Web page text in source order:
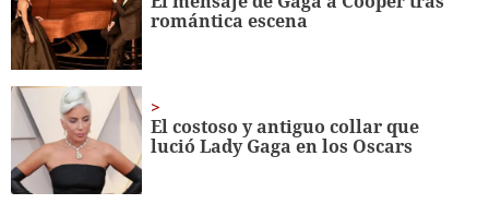
56
seconds
romántica escena
El costoso y antiguo collar que
lució Lady Gaga en los Oscars